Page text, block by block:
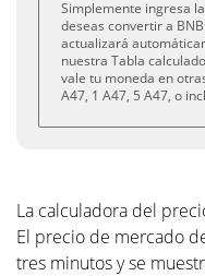
Simplemente ingresa
deseas convertir a
actualizará
nuestra Tabla
vale tu moneda en
A47, 1 A47, 5 A47, o
La calculadora del
El precio de mercado
tres minutos y se